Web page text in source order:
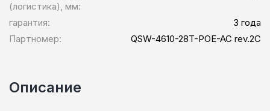
(логистика), мм:
гарантия:
3 года
Партномер:
QSW-4610-28T-POE-AC rev.2C
Описание